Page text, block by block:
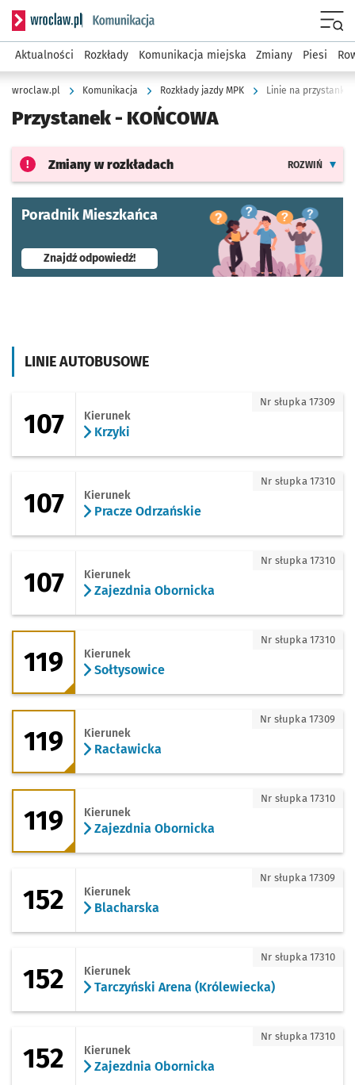
Serwis informacyjny wroclaw.pl podserwis: Komunikacja
Aktualności Rozkłady Komunikacja miejska Zmiany Piesi
wroclaw.pl Komunikacja Rozkłady jazdy MPK Linie na przystanku
Przystanek - KOŃCOWA
Zmiany w rozkładach ROZWIŃ
Poradnik Mieszkańca
Znajdź odpowiedź!- otworzy się w nowej karcie
LINIE AUTOBUSOWE
107 Kierunek
Krzyki
Nr słupka 17309
107 - kierunek Pracze Odrzańskie
107 Kierunek
Pracze Odrzańskie
Nr słupka 17310
107 - kierunek Zajezdnia Obornicka
107 Kierunek
Zajezdnia Obornicka
Nr słupka 17310
119 - kierunek Sołtysowice
119 Kierunek
Sołtysowice
Nr słupka 17310
119 - kierunek Racławicka
119 Kierunek
Racławicka
Nr słupka 17309
119 - kierunek Zajezdnia Obornicka
119 Kierunek
Zajezdnia Obornicka
Nr słupka 17310
152 Kierunek
Blacharska
Nr słupka 17309
152 - kierunek Tarczyński Arena
152 Kierunek
Tarczyński Arena (Królewiecka)
Nr słupka 17310
152 - kierunek Zajezdnia Obornicka
152 Kierunek
Zajezdnia Obornicka
Nr słupka 17310